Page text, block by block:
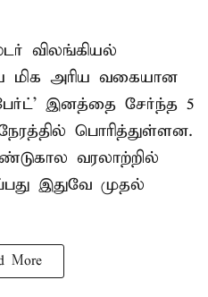
விலங்கியல்
மிக அரிய வகையான
பேர்ட்' இனத்தை சேர்ந்த 5
பொரித்துள்ளன.
வரலாற்றில்
இதுவே முதல்
More